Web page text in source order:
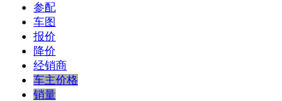
参配
车图
报价
降价
经销商
车主价格
销量